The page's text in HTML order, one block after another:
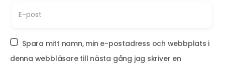
Spara mitt namn, min e-postadress och webbplats i
denna webbläsare till nästa gång jag skriver en